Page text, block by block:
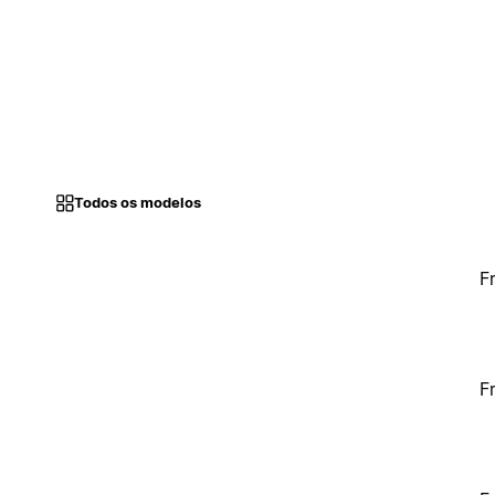
Todos os modelos